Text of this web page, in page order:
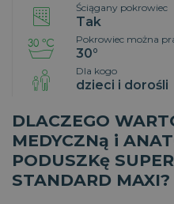
DLACZEGO
MEDYCZNą i
PODUSZKę
STANDARD MAXI?
Ściągany pokrowiec
Tak
Pokrowiec można
30°
Dla kogo
dzieci i dorośli